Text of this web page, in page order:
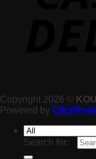
Copyright 2026 ©
Powered by
Search for: